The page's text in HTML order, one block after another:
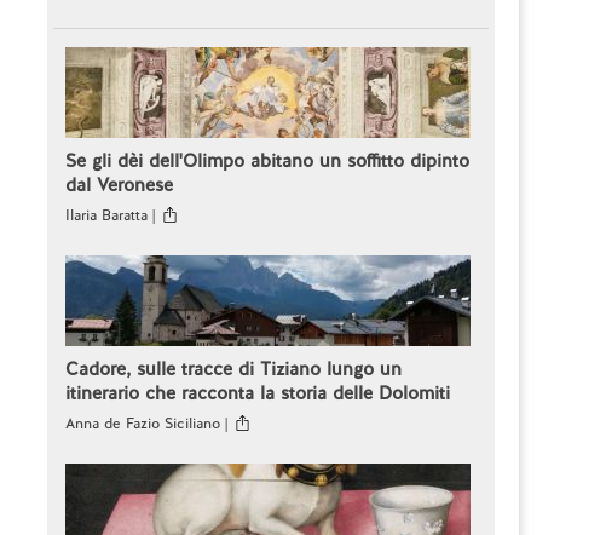
Se gli dèi dell'Olimpo abitano un soffitto dipinto
dal Veronese
Ilaria Baratta |
Cadore, sulle tracce di Tiziano lungo un
itinerario che racconta la storia delle Dolomiti
Anna de Fazio Siciliano |